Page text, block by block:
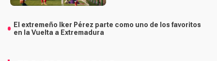
El extremeño Iker Pérez parte como uno de los favoritos
en la Vuelta a Extremadura